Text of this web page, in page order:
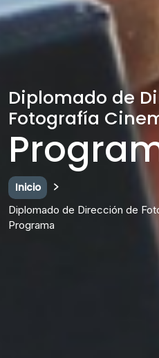
Diplomado de
Fotografía
Inicio
Diplomado de Dirección de
Programa